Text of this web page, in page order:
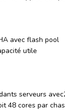
avec flash pool
utile
serveurs
48 cores par